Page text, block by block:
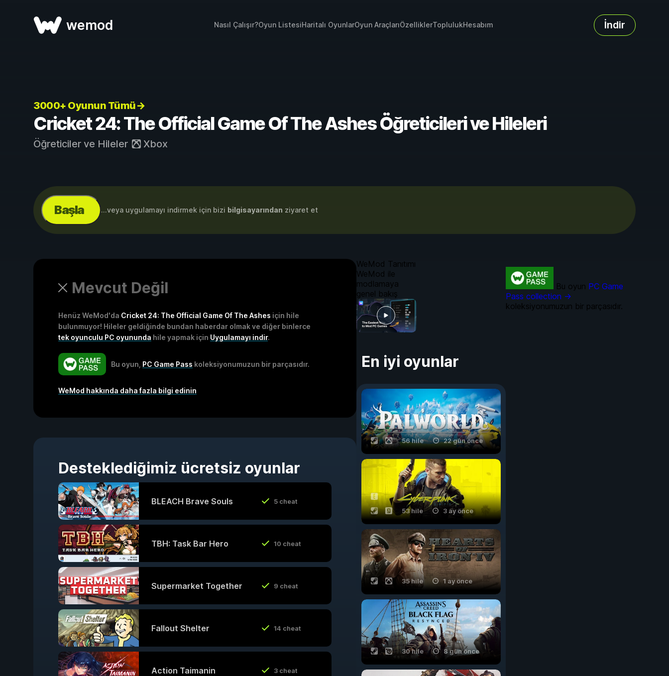
wemod Nasıl Çalışır?Oyun ListesiHaritalı OyunlarOyun AraçlarıÖzelliklerToplulukHesabım İndir
3000+ Oyunun Tümü→
Cricket 24: The Official Game Of The Ashes Öğreticileri ve Hileleri
Öğreticiler ve Hileler Xbox
Başla ...veya uygulamayı indirmek için bizi bilgisayarından ziyaret et
Mevcut Değil
Henüz WeMod'da Cricket 24: The Official Game Of The Ashes için hile
bulunmuyor! Hileler geldiğinde bundan haberdar olmak ve diğer binlerce
tek oyunculu PC oyununda hile yapmak için Uygulamayı indir.
Bu oyun, PC Game Pass koleksiyonumuzun bir parçasıdır.
WeMod hakkında daha fazla bilgi edinin
Desteklediğimiz ücretsiz oyunlar
BLEACH Brave Souls 5 cheat
TBH: Task Bar Hero 10 cheat
Supermarket Together 9 cheat
Fallout Shelter 14 cheat
Action Taimanin 3 cheat
WeMod Tanıtımı
WeMod ile
modlamaya
genel bakış
En iyi oyunlar
56 hile 22 gün önce
53 hile 3 ay önce
35 hile 1 ay önce
30 hile 8 gün önce
Bu oyun PC Game
Pass collection →
koleksiyonumuzun bir parçasıdır.